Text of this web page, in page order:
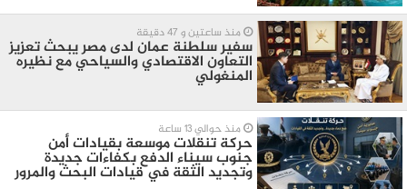
منذ ساعتين و 47 دقيقة
سفير سلطنة عمان لدى مصر يبحث تعزيز
التعاون الاقتصادي والسياحي مع نظيره
المنغولي ​
منذ حوالي 13 ساعة
حركة تنقلات موسعة بقيادات أمن
جنوب سيناء الدفع بكفاءات جديدة
وتجديد الثقة في قيادات البحث والمرور